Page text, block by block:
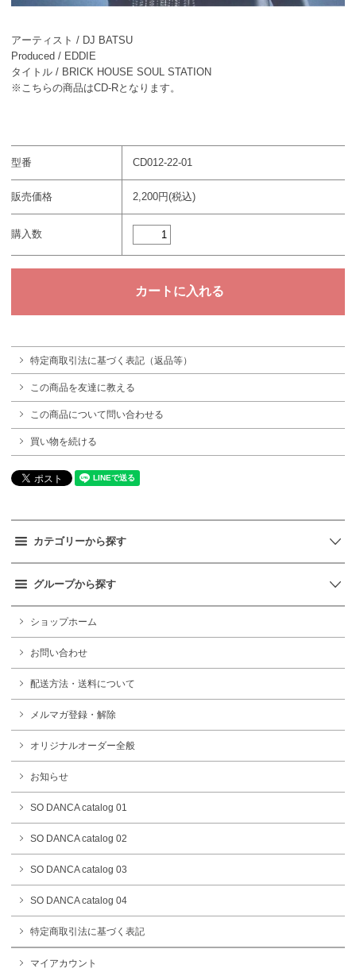
アーティスト / DJ BATSU
Produced / EDDIE
タイトル / BRICK HOUSE SOUL STATION
※こちらの商品はCD-Rとなります。
型番 CD012-22-01
販売価格 2,200円(税込)
購入数
特定商取引法に基づく表記（返品等）
この商品を友達に教える
この商品について問い合わせる
買い物を続ける
カテゴリーから探す
グループから探す
ショップホーム
お問い合わせ
配送方法・送料について
メルマガ登録・解除
オリジナルオーダー全般
お知らせ
SO DANCA catalog 01
SO DANCA catalog 02
SO DANCA catalog 03
SO DANCA catalog 04
特定商取引法に基づく表記
マイアカウント